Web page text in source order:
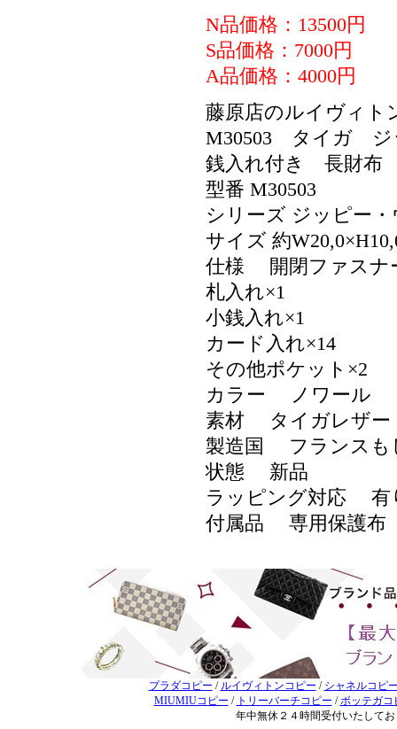
N品価格：13500円
S品価格：7000円
A品価格：4000円
藤原店のルイヴィ
M30503 タイガ ジ
銭入れ付き 長財布
型番 M30503
シリーズ ジッピー
サイズ 約
仕様 開閉ファスナ
札入れ×1
小銭入れ×1
カード入れ×14
その他ポケット×2
カラー ノワール
素材 タイガレザー
製造国 フランスも
状態 新品
ラッピング対応
付属品 専用保護布
プラダコピー / ルイヴィトンコピー / シャネルコピ
MIUMIUコピー / トリーバーチコピー /ボッテガコ
年中無休２４時間受付いたして